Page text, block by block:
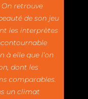
retrouve
de son jeu
les interprètes
à elle que l’on
dont les
comparables.
un climat